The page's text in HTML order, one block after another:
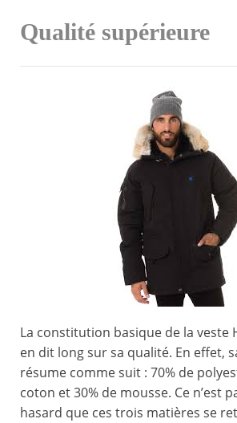
Qualité supérieure
La constitution basique de la veste
en dit long sur sa qualité. En effet,
résume comme suit : 70% de
coton et 30% de mousse. Ce n’est
hasard que ces trois matières se